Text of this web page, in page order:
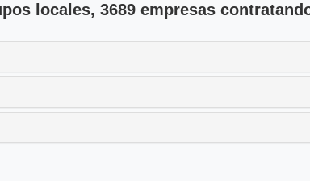
locales, 3689 empresas